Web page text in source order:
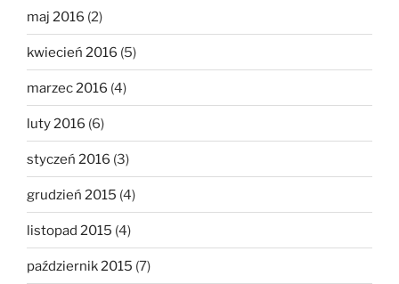
maj 2016 (2)
kwiecień 2016 (5)
marzec 2016 (4)
luty 2016 (6)
styczeń 2016 (3)
grudzień 2015 (4)
listopad 2015 (4)
październik 2015 (7)